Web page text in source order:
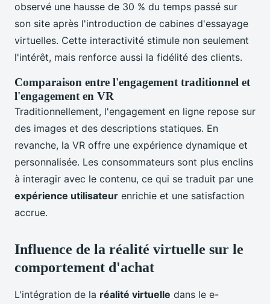
observé une hausse de 30 % du temps passé sur
son site après l'introduction de cabines d'essayage
virtuelles. Cette interactivité stimule non seulement
l'intérêt, mais renforce aussi la fidélité des clients.
Comparaison entre l'engagement traditionnel et
l'engagement en VR
Traditionnellement, l'engagement en ligne repose sur
des images et des descriptions statiques. En
revanche, la VR offre une expérience dynamique et
personnalisée. Les consommateurs sont plus enclins
à interagir avec le contenu, ce qui se traduit par une
expérience utilisateur enrichie et une satisfaction
accrue.
Influence de la réalité virtuelle sur le
comportement d'achat
L'intégration de la réalité virtuelle dans le e-